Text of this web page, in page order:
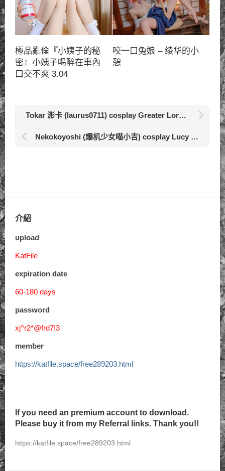
極品亂倫『小姨子的秘
密』小姨子喝醉在車內
口交不爽 3.04
咬一口兔娘 – 绫华的小
憩
Tokar 浵卡 (laurus0711) cosplay Greater Lord Rukkhadevata – Genshin Impact 1.73
Nekokoyoshi (爆机少女喵小吉) cosplay Lucy – Cyberpunk 2.64
介紹
upload
KatFile
expiration date
60-180 days
password
xj^r2*@frd7!3
member
https://katfile.space/free289203.html
If you need an premium account to download.
Please buy it from my Referral links. Thank you!!
https://katfile.space/free289203.html